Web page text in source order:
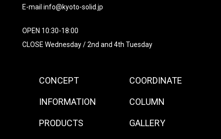
E-mail info@kyoto-solid.jp
OPEN 10:30-18:00
CLOSE Wednesday / 2nd and 4th Tuesday
CONCEPT
INFORMATION
PRODUCTS
COORDINATE
COLUMN
GALLERY